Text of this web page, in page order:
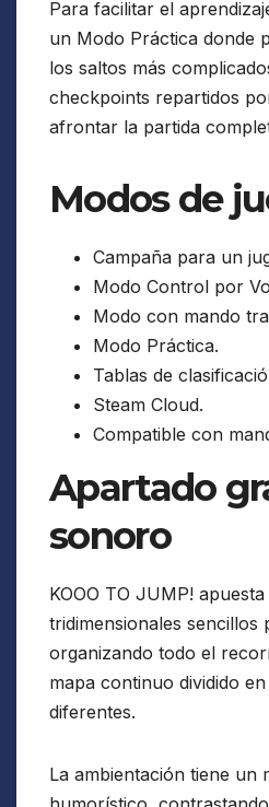
Para facilitar el
un Modo Práctica donde
los saltos más
checkpoints repartidos
afrontar la partida
Modos de
Campaña para un
Modo Control por
Modo con mando
Modo Práctica.
Tablas de
Steam Cloud.
Compatible con
Apartado
sonoro
KOOO TO JUMP!
tridimensionales
organizando todo el
mapa continuo dividido
diferentes.
La ambientación tiene un